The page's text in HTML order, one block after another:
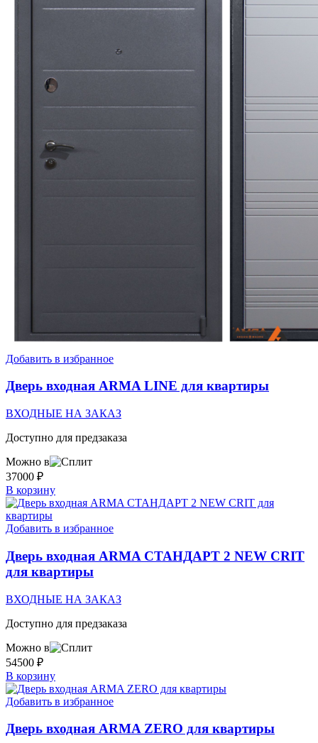
Добавить в избранное
Дверь входная ARMA LINE для квартиры
ВХОДНЫЕ НА ЗАКАЗ
Доступно для предзаказа
Можно в
37000 ₽
В корзину
Добавить в избранное
Дверь входная ARMA СТАНДАРТ 2 NEW CRIT
для квартиры
ВХОДНЫЕ НА ЗАКАЗ
Доступно для предзаказа
Можно в
54500 ₽
В корзину
Добавить в избранное
Дверь входная ARMA ZERO для квартиры